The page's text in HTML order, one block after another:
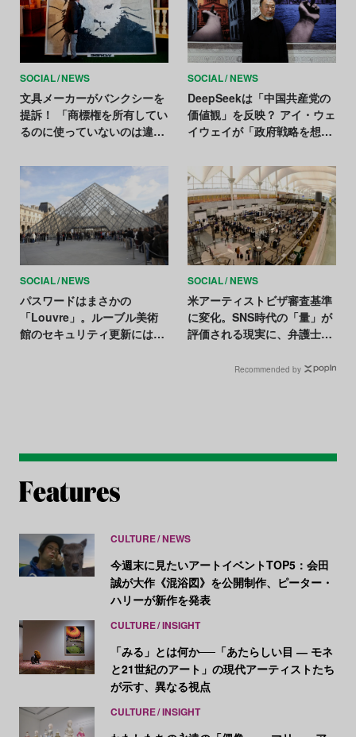
SOCIAL NEWS
文具メーカーがバンクシーを
提訴！ 「商標権を所有してい
るのに使っていないのは違
SOCIAL NEWS
DeepSeekは「中国共産党の
価値観」を反映？ アイ・ウェ
イウェイが「政府戦略を想起
SOCIAL NEWS
パスワードはまさかの
「Louvre」。ルーブル美術
館のセキュリティ更新には
SOCIAL NEWS
米アーティストビザ審査基準
に変化。SNS時代の「量」が
評価される現実に、弁護士ら
Recommended by
CULTURE NEWS
今週末に見たいアートイベントTOP5：会田
誠が大作《混浴図》を公開制作、ピーター・
ハリーが新作を発表
CULTURE INSIGHT
「みる」とは何か──「あたらしい目 ― モネ
と21世紀のアート」の現代アーティストたち
が示す、異なる視点
CULTURE INSIGHT